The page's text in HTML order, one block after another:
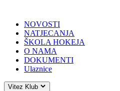
NOVOSTI
NATJECANJA
ŠKOLA HOKEJA
O NAMA
DOKUMENTI
Ulaznice
Vitez Klub